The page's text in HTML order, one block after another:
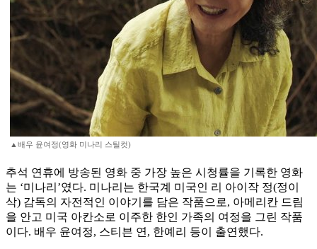
▲배우 윤여정(영화 미나리 스틸컷)
추석 연휴에 방송된 영화 중 가장 높은 시청률을 기록한 영화
는 ‘미나리’였다. 미나리는 한국계 미국인 리 아이작 정(정이
삭) 감독의 자전적인 이야기를 담은 작품으로, 아메리칸 드림
을 안고 미국 아칸소로 이주한 한인 가족의 여정을 그린 작품
이다. 배우 윤여정, 스티븐 연, 한예리 등이 출연했다.